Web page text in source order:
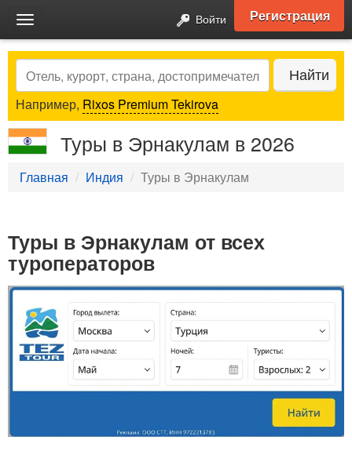
Toggle
navigation
Войти Регистрация
Search Найти
Например, Rixos Premium Tekirova
Туры в Эрнакулам в 2026
Главная Индия Туры в Эрнакулам
Туры в Эрнакулам от всех
туроператоров